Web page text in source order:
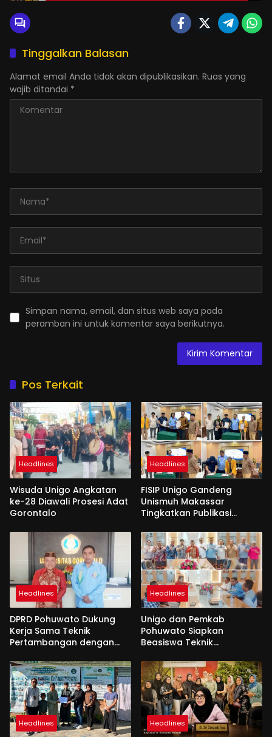
Tinggalkan Balasan
Alamat email Anda tidak akan dipublikasikan. Ruas yang
wajib ditandai *
Simpan nama, email, dan situs web saya pada
peramban ini untuk komentar saya berikutnya.
Pos Terkait
Headlines
Wisuda Unigo Angkatan
ke-28 Diawali Prosesi Adat
Gorontalo
Headlines
FISIP Unigo Gandeng
Unismuh Makassar
Tingkatkan Publikasi
Headlines
DPRD Pohuwato Dukung
Kerja Sama Teknik
Pertambangan dengan
Headlines
Unigo dan Pemkab
Pohuwato Siapkan
Beasiswa Teknik
Headlines Headlines